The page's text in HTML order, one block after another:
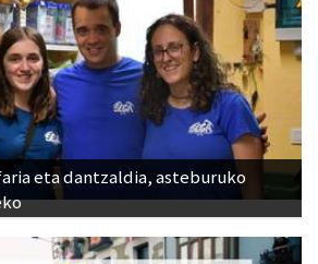
eta dantzaldia, asteburuko